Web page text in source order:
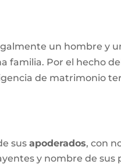
un hombre y
familia. Por el hecho
de matrimonio
susapoderados, con
y nombre de sus